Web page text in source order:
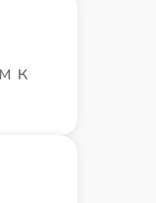
к